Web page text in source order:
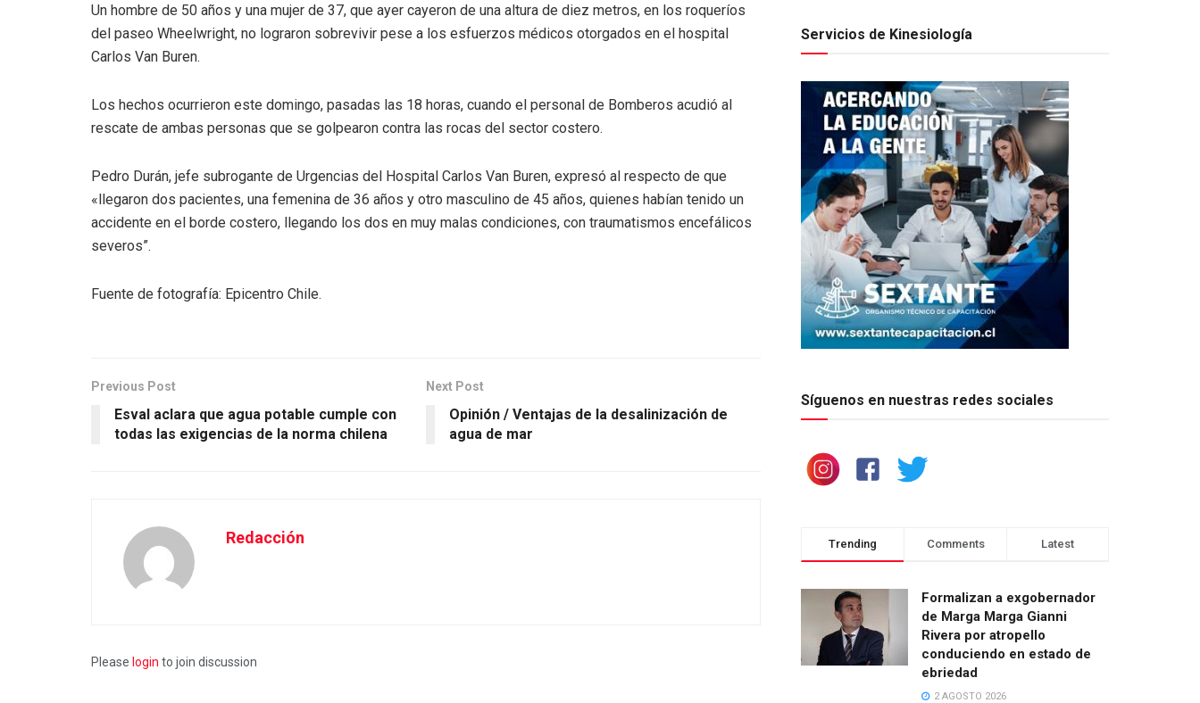
Un hombre de 50 años y una mujer de 37, que ayer cayeron de una altura de diez metros, en los roqueríos
del paseo Wheelwright, no lograron sobrevivir pese a los esfuerzos médicos otorgados en el hospital
Carlos Van Buren.
Los hechos ocurrieron este domingo, pasadas las 18 horas, cuando el personal de Bomberos acudió al
rescate de ambas personas que se golpearon contra las rocas del sector costero.
Pedro Durán, jefe subrogante de Urgencias del Hospital Carlos Van Buren, expresó al respecto de que
«llegaron dos pacientes, una femenina de 36 años y otro masculino de 45 años, quienes habían tenido un
accidente en el borde costero, llegando los dos en muy malas condiciones, con traumatismos encefálicos
severos”.
Fuente de fotografía: Epicentro Chile.
Previous Post
Esval aclara que agua potable cumple con
todas las exigencias de la norma chilena
Next Post
Opinión / Ventajas de la desalinización de
agua de mar
Redacción
Please login to join discussion
Servicios de Kinesiología
Síguenos en nuestras redes sociales
Trending Comments Latest
Formalizan a exgobernador
de Marga Marga Gianni
Rivera por atropello
conduciendo en estado de
ebriedad
2 AGOSTO 2026